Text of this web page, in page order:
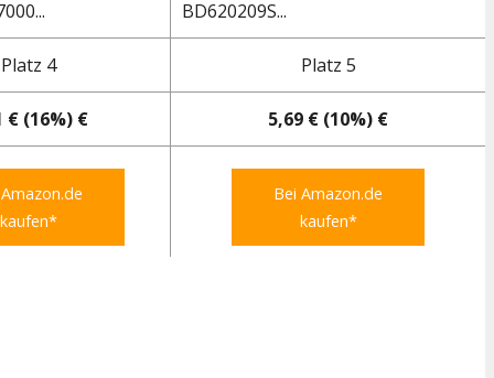
BD620209S...
Platz 4 Platz 5
€ (16%) € 5,69 € (10%) €
kaufen*
Bei Amazon.de
kaufen*